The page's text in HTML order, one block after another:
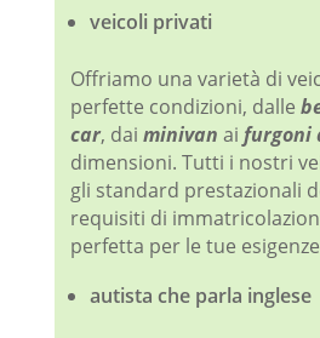
veicoli privati
Offriamo una varietà di
perfette condizioni, dalle
car, dai minivan ai furgoni
dimensioni. Tutti i nostri
gli standard prestazionali
requisiti di
perfetta per le tue
autista che parla inglese